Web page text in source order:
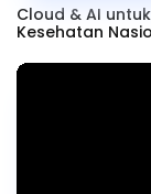
Cloud & AI
Kesehatan